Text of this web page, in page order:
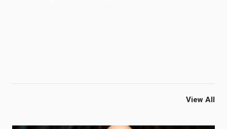
View All